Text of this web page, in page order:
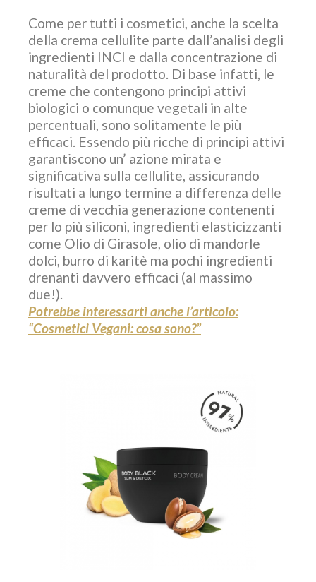
Come per tutti i cosmetici, anche la scelta
della crema cellulite parte dall’analisi degli
ingredienti INCI e dalla concentrazione di
naturalità del prodotto. Di base infatti, le
creme che contengono principi attivi
biologici o comunque vegetali in alte
percentuali, sono solitamente le più
efficaci. Essendo più ricche di principi attivi
garantiscono un’ azione mirata e
significativa sulla cellulite, assicurando
risultati a lungo termine a differenza delle
creme di vecchia generazione contenenti
per lo più siliconi, ingredienti elasticizzanti
come Olio di Girasole, olio di mandorle
dolci, burro di karitè ma pochi ingredienti
drenanti davvero efficaci (al massimo
due!).
Potrebbe interessarti anche l’articolo:
“Cosmetici Vegani: cosa sono?”